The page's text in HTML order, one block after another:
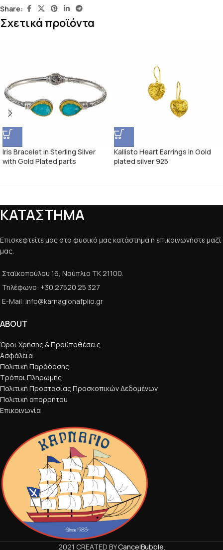
Share:
Σχετικά προϊόντα
Iris Bracelet in Sterling Silver
with Gold Plated parts
Kallisto Heart Earrings in Gold
plated silver 925
ΚΑΤΑΣΤΗΜΑ
Επισκεφτείτε μας στο φυσικό μας κατάστημα ή επικοινωνήστε μαζί
μας.
Σταϊκοπούλου 16, Ναύπλιο ΤΚ 21100.
Τηλέφωνο: +30 27520 25 327
E-Mail: info@karnagionafplio.gr
ABOUT
Όροι Χρήσης & Προϋποθέσεις
Ασφάλεια
Πολιτική Παράδοσης
Τρόποι Πληρωμής
Πολιτική Προστασίας Προσκοπικών Δεδομένων
Πολιτική απορρήτου
Επικοινωνία
2021 CREATED BYCancelBubble.